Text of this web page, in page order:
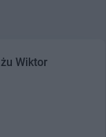
Wiktor